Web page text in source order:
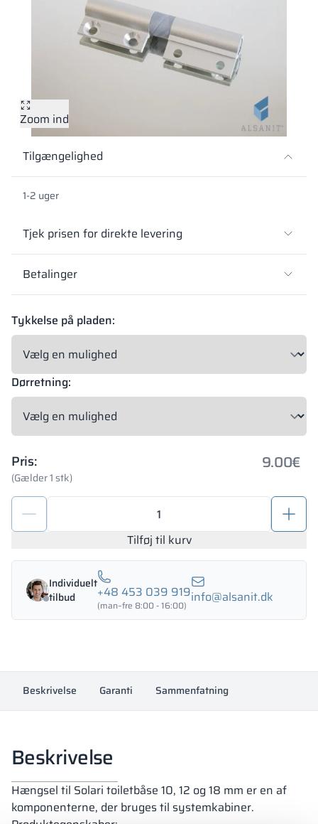
metalskabe
Bænke og
Skabslåse
Partitioner
Lameller
Altus
L-formede
Zoom ind
Tilgængelighed
1-2 uger
Tjek prisen for direkte levering
Betalinger
Tykkelse på pladen:
Dørretning:
Pris:
(Gælder 1 stk)
9.00€
Hængsel
12
og
18
Tilføj til kurv
Individuelt
tilbud
+48 453 039 919
(man–fre 8:00 - 16:00) info@alsanit.dk
Beskrivelse Garanti Sammenfatning
Beskrivelse
Hængsel til Solari toiletbåse 10, 12 og 18 mm er en af
komponenterne, der bruges til systemkabiner.